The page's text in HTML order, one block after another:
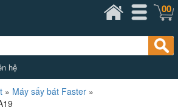
hệ
00
» Máy sấy bát Faster »